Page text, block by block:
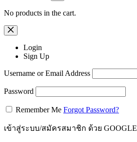
No products in the cart.
Login
Sign Up
Username or Email Address
Password
Remember Me Forgot Password?
เข้าสู่ระบบ/สมัครสมาชิก ด้วย GOOGLE